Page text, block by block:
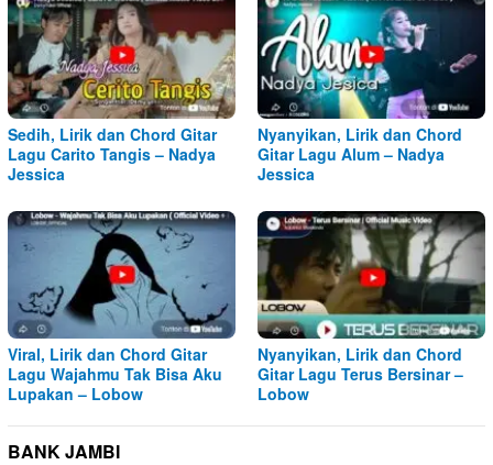
Sedih, Lirik dan Chord Gitar
Lagu Carito Tangis – Nadya
Jessica
Nyanyikan, Lirik dan Chord
Gitar Lagu Alum – Nadya
Jessica
Viral, Lirik dan Chord Gitar
Lagu Wajahmu Tak Bisa Aku
Lupakan – Lobow
Nyanyikan, Lirik dan Chord
Gitar Lagu Terus Bersinar –
Lobow
BANK JAMBI